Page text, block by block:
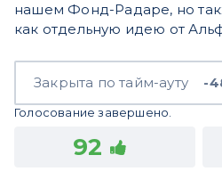
нашем Фонд-Радаре, но
как отдельную идею от
Закрыта по тайм-ауту -
Голосование завершено.
92